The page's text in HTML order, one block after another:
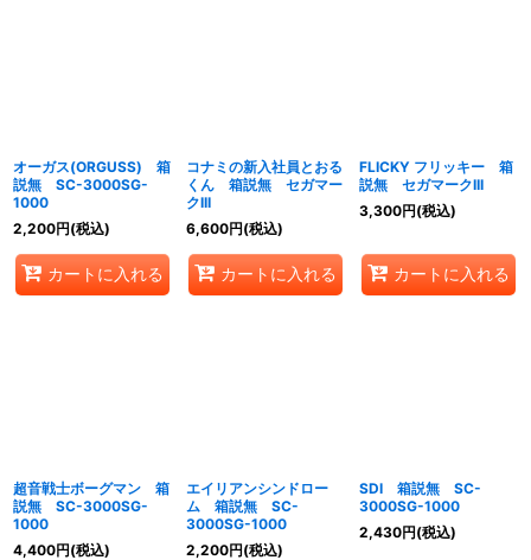
オーガス(ORGUSS) 箱
説無 SC-3000SG-
1000
2,200円(税込)
カートに入れる
コナミの新入社員とおる
くん 箱説無 セガマー
クIII
6,600円(税込)
カートに入れる
FLICKY フリッキー 箱
説無 セガマークIII
3,300円(税込)
カートに入れる
超音戦士ボーグマン 箱
説無 SC-3000SG-
1000
4,400円(税込)
エイリアンシンドロー
ム 箱説無 SC-
3000SG-1000
2,200円(税込)
SDI 箱説無 SC-
3000SG-1000
2,430円(税込)